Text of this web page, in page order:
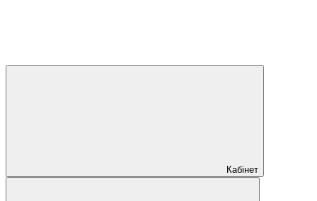
Кабінет